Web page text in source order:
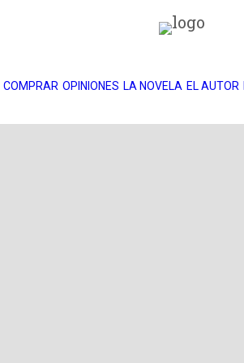
COMPRAR OPINIONES LA NOVELA EL AUTOR